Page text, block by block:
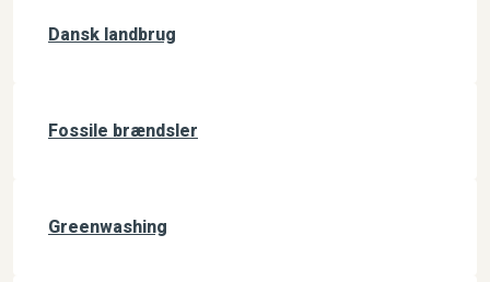
Dansk landbrug
Fossile brændsler
Greenwashing